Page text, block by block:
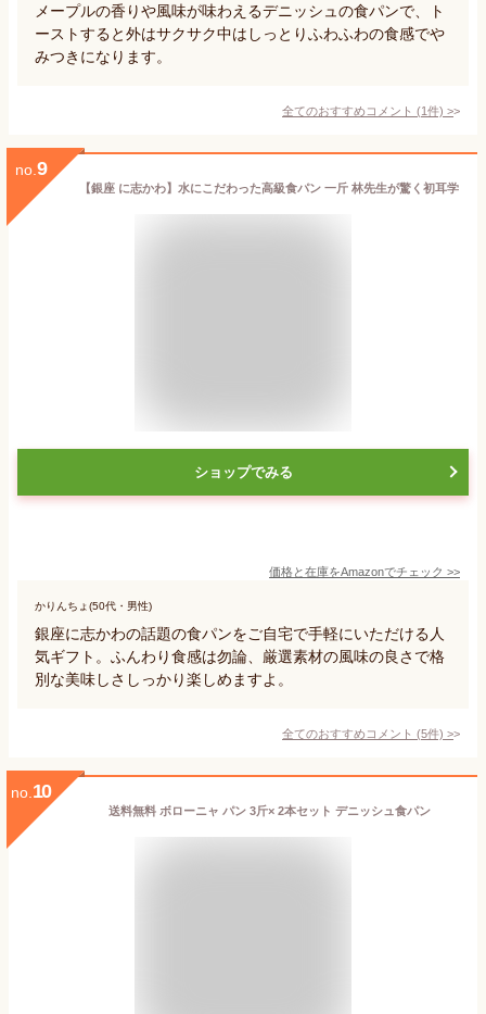
メープルの香りや風味が味わえるデニッシュの食パンで、ト
ーストすると外はサクサク中はしっとりふわふわの食感でや
みつきになります。
全てのおすすめコメント (1件) >
no. 9
【銀座 に志かわ】水にこだわった高級食パン 一斤 林先生が驚く初耳学
ショップでみる
価格と在庫をAmazonでチェック >>
かりんちょ(50代・男性)
銀座に志かわの話題の食パンをご自宅で手軽にいただける人
気ギフト。ふんわり食感は勿論、厳選素材の風味の良さで格
別な美味しさしっかり楽しめますよ。
全てのおすすめコメント (5件) >
no. 10
送料無料 ボローニャ パン 3斤× 2本セット デニッシュ食パン